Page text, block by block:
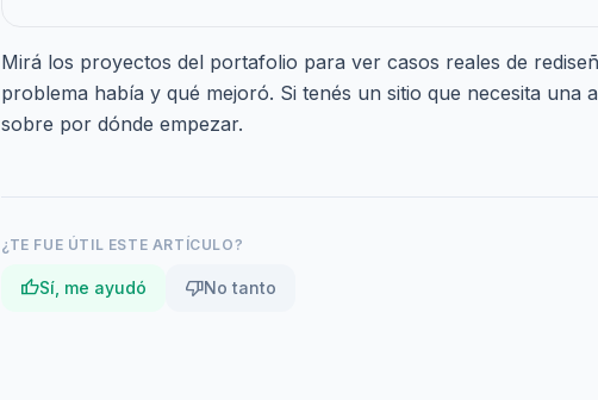
Mirá los proyectos del portafolio para ver casos reales de
problema había y qué mejoró. Si tenés un sitio que necesita una
sobre por dónde empezar.
¿TE FUE ÚTIL ESTE ARTÍCULO?
thumb_upSí, me ayudó thumb_downNo tanto